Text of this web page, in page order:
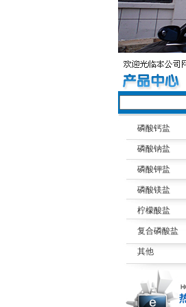
磷酸钙盐
磷酸钠盐
磷酸钾盐
磷酸镁盐
柠檬酸盐
复合磷酸盐
其他